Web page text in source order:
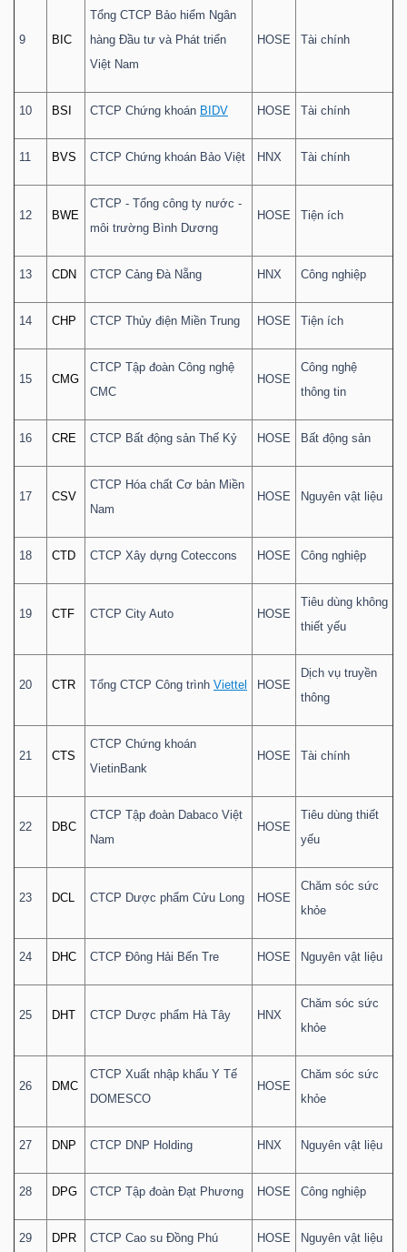
9 BIC
Tổng CTCP Bảo hiểm Ngân
hàng Đầu tư và Phát triển
Việt Nam
HOSE Tài chính
10 BSI CTCP Chứng khoán BIDV HOSE Tài chính
11 BVS CTCP Chứng khoán Bảo Việt HNX Tài chính
12 BWE
CTCP - Tổng công ty nước -
môi trường Bình Dương
HOSE Tiện ích
13 CDN CTCP Cảng Đà Nẵng HNX Công nghiệp
14 CHP CTCP Thủy điện Miền Trung HOSE Tiện ích
15 CMG
CTCP Tập đoàn Công nghệ
CMC
HOSE
Công nghệ
thông tin
16 CRE CTCP Bất động sản Thế Kỷ HOSE Bất động sản
17 CSV
CTCP Hóa chất Cơ bản Miền
Nam
HOSE Nguyên vật liệu
18 CTD CTCP Xây dựng Coteccons HOSE Công nghiệp
19 CTF CTCP City Auto HOSE
Tiêu dùng không
thiết yếu
20 CTR Tổng CTCP Công trình Viettel HOSE
Dịch vụ truyền
thông
21 CTS
CTCP Chứng khoán
VietinBank
HOSE Tài chính
22 DBC
CTCP Tập đoàn Dabaco Việt
Nam
HOSE
Tiêu dùng thiết
yếu
23 DCL CTCP Dược phẩm Cửu Long HOSE
Chăm sóc sức
khỏe
24 DHC CTCP Đông Hải Bến Tre HOSE Nguyên vật liệu
25 DHT CTCP Dược phẩm Hà Tây HNX
Chăm sóc sức
khỏe
26 DMC
CTCP Xuất nhập khẩu Y Tế
DOMESCO
HOSE
Chăm sóc sức
khỏe
27 DNP CTCP DNP Holding HNX Nguyên vật liệu
28 DPG CTCP Tập đoàn Đạt Phương HOSE Công nghiệp
29 DPR CTCP Cao su Đồng Phú HOSE Nguyên vật liệu